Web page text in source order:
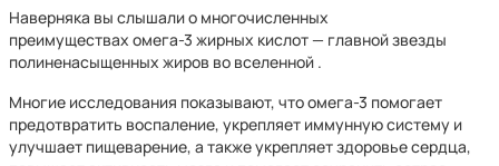
Наверняка вы слышали о многочисленных
преимуществах омега-3 жирных кислот — главной звезды
полиненасыщенных жиров во вселенной .
Многие исследования показывают, что омега-3 помогает
предотвратить воспаление, укрепляет иммунную систему и
улучшает пищеварение, а также укрепляет здоровье сердца,